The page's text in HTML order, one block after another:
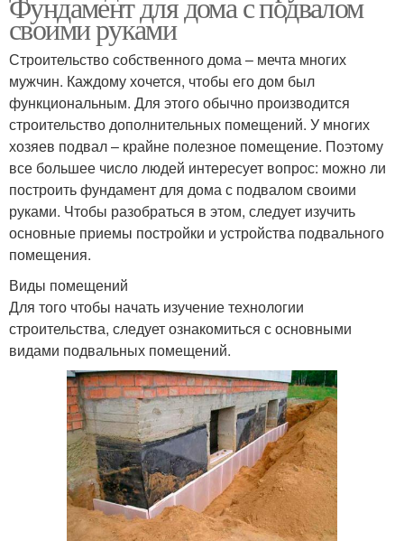
своими руками
Строительство собственного дома – мечта многих
мужчин. Каждому хочется, чтобы его дом был
функциональным. Для этого обычно производится
строительство дополнительных помещений. У многих
хозяев подвал – крайне полезное помещение. Поэтому
все большее число людей интересует вопрос: можно ли
построить фундамент для дома с подвалом своими
руками. Чтобы разобраться в этом, следует изучить
основные приемы постройки и устройства подвального
помещения.
Виды помещений
Для того чтобы начать изучение технологии
строительства, следует ознакомиться с основными
видами подвальных помещений.